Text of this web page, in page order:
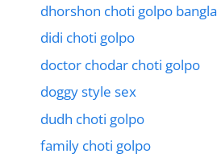
dhorshon choti golpo bangla
didi choti golpo
doctor chodar choti golpo
doggy style sex
dudh choti golpo
family choti golpo